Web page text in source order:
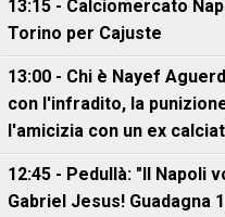
13:15 - Calciomercato
Torino per Cajuste
13:00 - Chi è Nayef
con l'infradito, la
l'amicizia con un ex
12:45 - Pedullà: "Il Napoli
Gabriel Jesus! Guadagna